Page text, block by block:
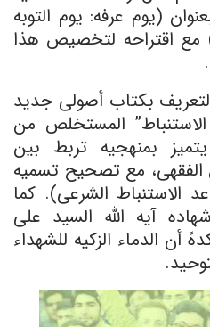
(یوم عرفه: یوم التوبه
مع اقتراحه لتخصیص هذا
بکتاب أصولی جدید
المستخلص من
بمنهجیه تربط بین
الفقهی، مع تصحیح تسمیه
الاستنباط الشرعی). کما
آیه الله السید علی
أن الدماء الزکیه للشهداء